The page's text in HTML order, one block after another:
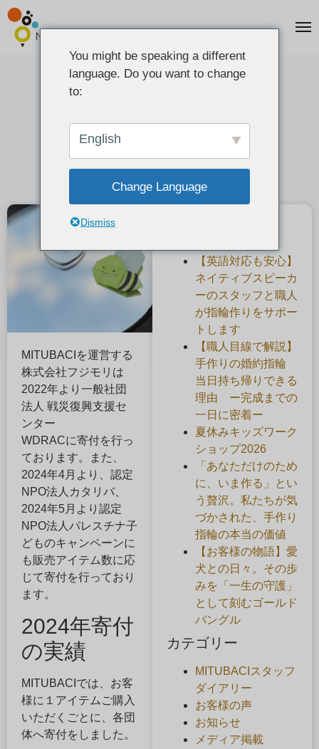
2024年の寄付のご報告
MITUBACIを運営する
株式会社フジモリは
2022年より一般社団
法人 戦災復興支援セ
ンター
WDRACに寄付を行っ
ております。また、
2024年4月より、認定
NPO法人カタリバ、
2024年5月より認定
NPO法人パレスチナ子
どものキャンペーンに
も販売アイテム数に応
じて寄付を行っており
ます。
2024年寄付
の実績
MITUBACIでは、お客
様に１アイテムご購入
いただくごとに、各団
体へ寄付をしました。
【英語対応も安心】
ネイティブスピーカ
ーのスタッフと職人
が指輪作りをサポー
トします
【職人目線で解説】
手作りの婚約指輪
当日持ち帰りできる
理由 ー完成までの
一日に密着ー
夏休みキッズワーク
ショップ2026
「あなただけのため
に、いま作る」とい
う贅沢。私たちが気
づかされた、手作り
指輪の本当の価値
【お客様の物語】愛
犬との日々。その歩
みを「一生の守護」
として刻むゴールド
バングル
カテゴリー
MITUBACIスタッフ
ダイアリー
お客様の声
お知らせ
メディア掲載
You might be speaking a different
language. Do you want to change
to:
English
Change Language
Dismiss